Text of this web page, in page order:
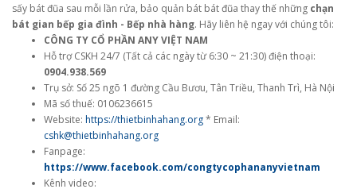
sấy bát đũa sau mỗi lần rửa, bảo quản bát bát đũa thay thế những chạn
bát gian bếp gia đình - Bếp nhà hàng. Hãy liên hệ ngay với chúng tôi:
CÔNG TY CỔ PHẦN ANY VIỆT NAM
Hỗ trợ CSKH 24/7 (Tất cả các ngày từ 6:30 ~ 21:30) điện thoại:
0904.938.569
Trụ sở: Số 25 ngõ 1 đường Cầu Bươu, Tân Triều, Thanh Trì, Hà Nội
Mã số thuế: 0106236615
Website: https://thietbinhahang.org* Email:
cshk@thietbinhahang.org
Fanpage:
https://www.facebook.com/congtycophananyvietnam
Kênh video: